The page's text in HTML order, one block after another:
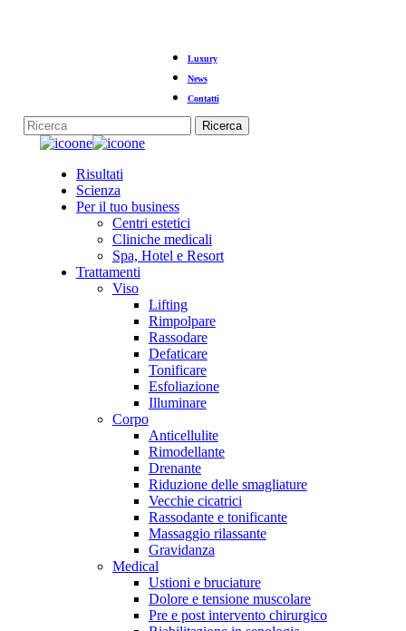
Luxury
News
Contatti
Ricerca
Chiudi
Menu
Risultati
Scienza
Per il tuo business
Centri estetici
Cliniche medicali
Spa, Hotel e Resort
Trattamenti
Viso
Lifting
Rimpolpare
Rassodare
Defaticare
Tonificare
Esfoliazione
Illuminare
Corpo
Anticellulite
Rimodellante
Drenante
Riduzione delle smagliature
Vecchie cicatrici
Rassodante e tonificante
Massaggio rilassante
Gravidanza
Medical
Ustioni e bruciature
Dolore e tensione muscolare
Pre e post intervento chirurgico